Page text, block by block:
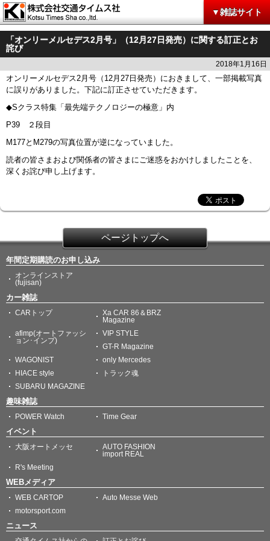
▼雑誌サイト
「オンリーメルセデス2月号」（12月27日発売）に関する訂正とお
詫び
2018年1月16日
オンリーメルセデス2月号（12月27日発売）におきまして、一部掲載写真
に誤りがありました。下記に訂正させていただきます。
◆Sクラス特集「最先端テクノロジーの極意」内
P39 ２段目
M177とM279の写真位置が逆になっていました。
読者の皆さまおよび関係者の皆さまにご迷惑をおかけしましたことを、
深くお詫び申し上げます。
ページトップへ
年間定期購読のお申し込み
オンラインストア
(fujisan)
カー雑誌
CARトップ
Xa CAR 86＆BRZ
Magazine
afimp(オートファッシ
ョン･インプ)
VIP STYLE
GT-R Magazine
WAGONIST
only Mercedes
HIACE style
トラック魂
SUBARU MAGAZINE
趣味雑誌
POWER Watch Time Gear
イベント
大阪オートメッセ
AUTO FASHION
import REAL
R's Meeting
WEBメディア
WEB CARTOP
Auto Messe Web
motorsport.com
ニュース